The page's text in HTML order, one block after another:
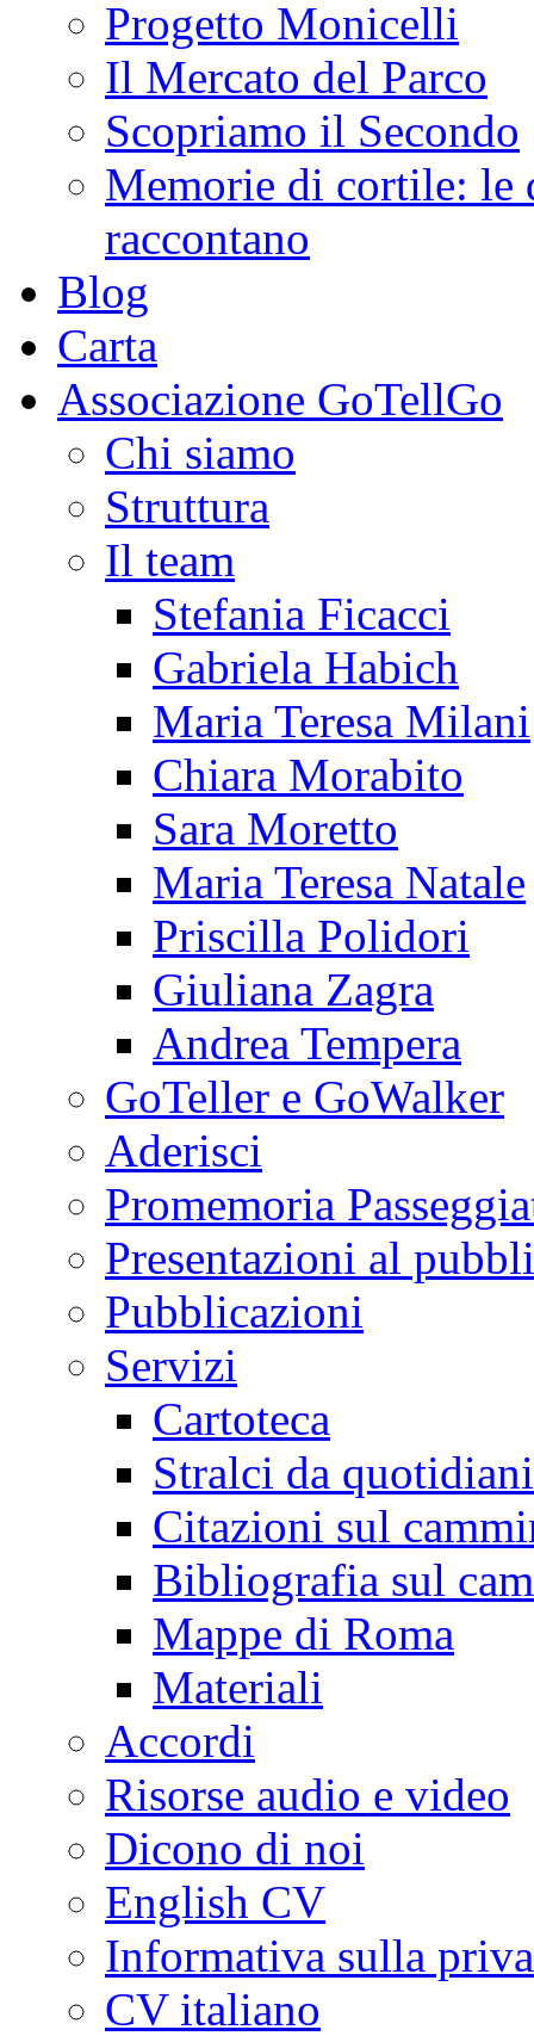
Progetto Monicelli
Il Mercato del Parco
Scopriamo il Secondo
Memorie di cortile: le
raccontano
Blog
Carta
Associazione GoTellGo
Chi siamo
Struttura
Il team
Stefania Ficacci
Gabriela Habich
Maria Teresa Milani
Chiara Morabito
Sara Moretto
Maria Teresa Natale
Priscilla Polidori
Giuliana Zagra
Andrea Tempera
GoTeller e GoWalker
Aderisci
Promemoria
Presentazioni al
Pubblicazioni
Servizi
Cartoteca
Stralci da
Citazioni sul
Bibliografia sul
Mappe di Roma
Materiali
Accordi
Risorse audio e video
Dicono di noi
English CV
Informativa sulla
CV italiano